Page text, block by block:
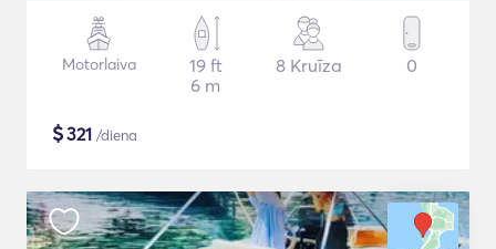
Motorlaiva
19 ft
6 m
8 Kruīza 0
$321 /diena